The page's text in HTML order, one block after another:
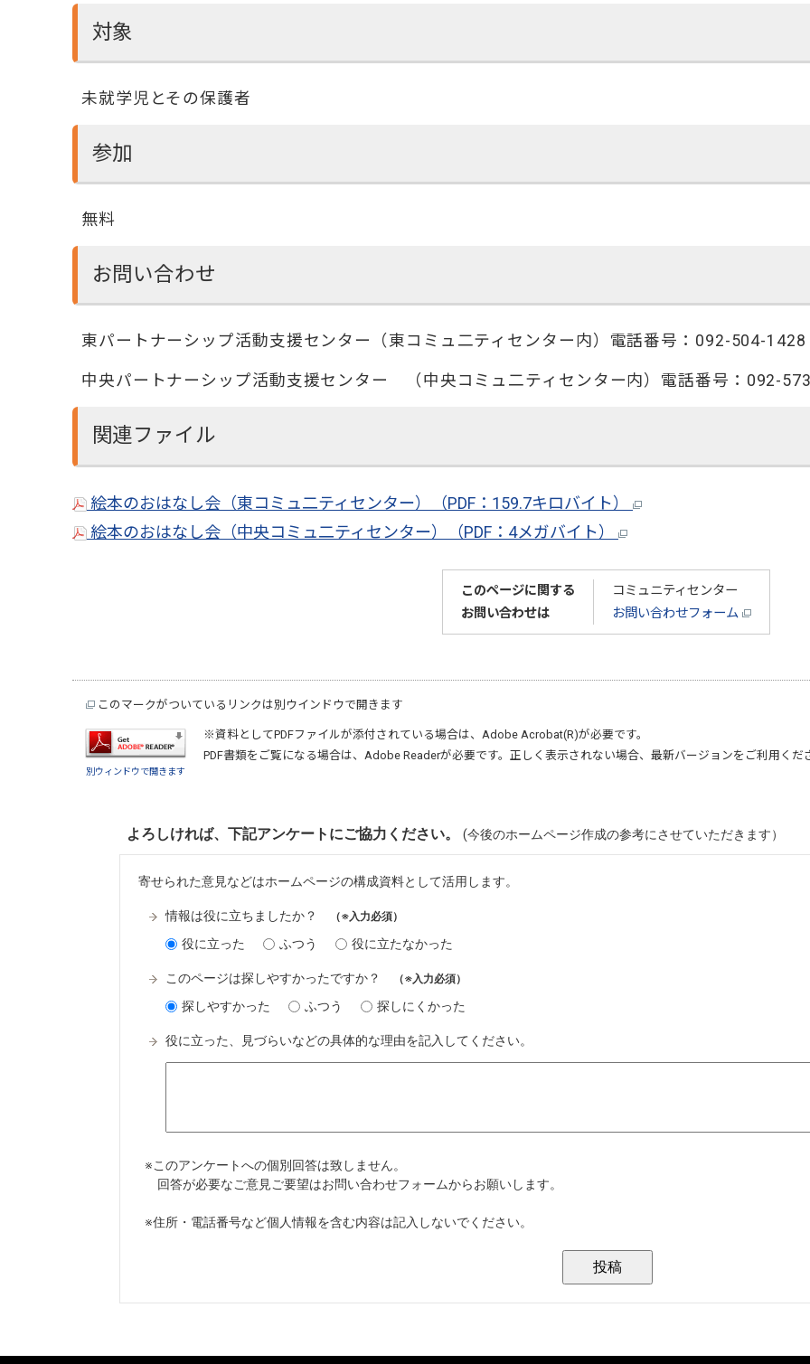
対象
未就学児とその保護者
参加
無料
お問い合わせ
東パートナーシップ活動支援センター（東コミュ二ティセンター内）電話番号：092-504-1428
中央パートナーシップ活動支援センター （中央コミュ二ティセンター内）電話番号：092-
関連ファイル
絵本のおはなし会（東コミュ二ティセンター）（PDF：159.7キロバイト）
絵本のおはなし会（中央コミュ二ティセンター）（PDF：4メガバイト）
このページに関する
お問い合わせは
コミュニティセンター
お問い合わせフォーム
このマークがついているリンクは別ウインドウで開きます
別ウィンドウで開きます
※資料としてPDFファイルが添付されている場合は、 Adobe Acrobat(R)が必要です。
PDF書類をご覧になる場合は、 Adobe Readerが必要です。正しく表示されない場合、最新バージョンをご利用くだ